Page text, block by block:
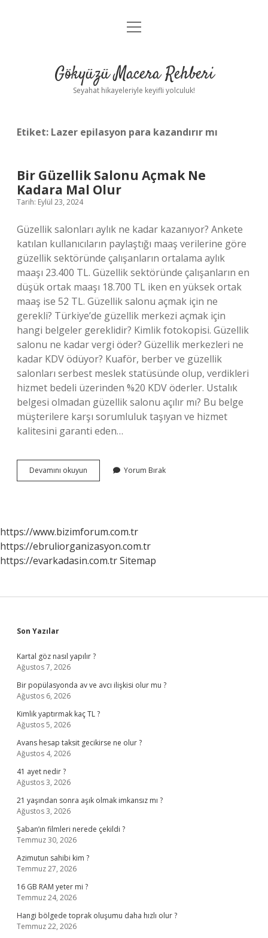
Anasayfa
Yasal Uyarı
menüyü
Gökyüzü Macera Rehberi
Seyahat hikayeleriyle keyifli yolculuk!
Etiket: Lazer epilasyon para kazandırır mı
Bir Güzellik Salonu Açmak Ne
Kadara Mal Olur
Tarih: Eylül 23, 2024
Güzellik salonları aylık ne kadar kazanıyor? Ankete
katılan kullanıcıların paylaştığı maaş verilerine göre
güzellik sektöründe çalışanların ortalama aylık
maaşı 23.400 TL. Güzellik sektöründe çalışanların en
düşük ortak maaşı 18.700 TL iken en yüksek ortak
maaş ise 52 TL. Güzellik salonu açmak için ne
gerekli? Türkiye’de güzellik merkezi açmak için
hangi belgeler gereklidir? Kimlik fotokopisi. Güzellik
salonu ne kadar vergi öder? Güzellik merkezleri ne
kadar KDV ödüyor? Kuaför, berber ve güzellik
salonları serbest meslek statüsünde olup, verdikleri
hizmet bedeli üzerinden %20 KDV öderler. Ustalık
belgesi olmadan güzellik salonu açılır mı? Bu belge
müşterilere karşı sorumluluk taşıyan ve hizmet
kalitesini garanti eden…
Devamını okuyun
Güzellik
Mal
Olur
Yorum Bırak
https://www.bizimforum.com.tr
https://ebruliorganizasyon.com.tr
https://evarkadasin.com.trSitemap
Sidebar
Son Yazılar
Kartal göz nasıl yapılır ?
Ağustos 7, 2026
Bir popülasyonda av ve avcı ilişkisi olur mu ?
Ağustos 6, 2026
Kimlik yaptırmak kaç TL ?
Ağustos 5, 2026
Avans hesap taksit gecikirse ne olur ?
Ağustos 4, 2026
41 ayet nedir ?
Ağustos 3, 2026
21 yaşından sonra aşık olmak imkansız mı ?
Ağustos 3, 2026
Şaban’ın filmleri nerede çekildi ?
Temmuz 30, 2026
Azimutun sahibi kim ?
Temmuz 27, 2026
16 GB RAM yeter mi ?
Temmuz 24, 2026
Hangi bölgede toprak oluşumu daha hızlı olur ?
Temmuz 22, 2026